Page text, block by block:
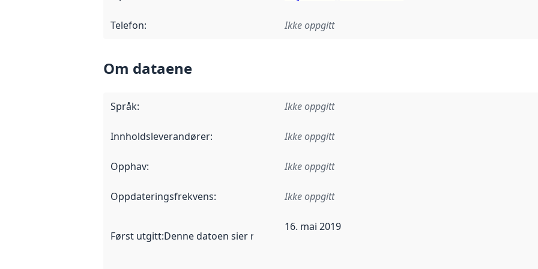
Telefon: Ikke oppgitt
Om dataene
Språk: Ikke oppgitt
Innholdsleverandører: Ikke oppgitt
Opphav: Ikke oppgitt
Oppdateringsfrekvens: Ikke oppgitt
Først utgitt:Denne datoen sier når dataene i dette datasettet første gang ble utgitt. Det kan
16. mai 2019